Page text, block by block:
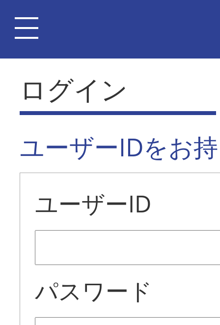
ログイン
ユーザーIDをお
ユーザーID
パスワード